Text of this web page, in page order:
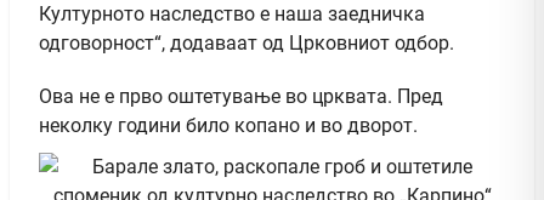
Културното наследство е наша заедничка
одговорност“, додаваат од Црковниот одбор.
Ова не е прво оштетување во црквата. Пред
неколку години било копано и во дворот.